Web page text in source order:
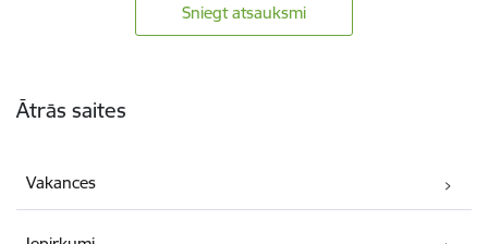
Sniegt atsauksmi
Ātrās saites
Vakances